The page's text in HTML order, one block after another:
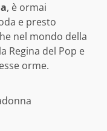
, è ormai
e presto
nel mondo della
Regina del Pop e
orme.